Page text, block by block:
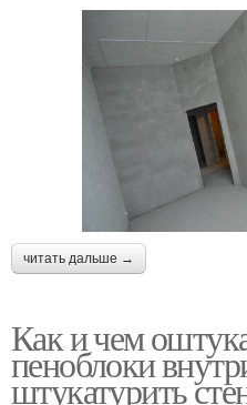
читать дальше →
Как и чем
пеноблоки
штукатурить